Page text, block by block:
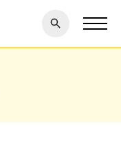
探す
閉じ
る